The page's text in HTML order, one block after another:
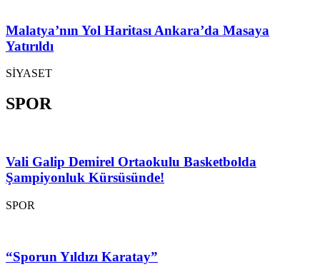
Malatya’nın Yol Haritası Ankara’da Masaya
Yatırıldı
SİYASET
SPOR
Vali Galip Demirel Ortaokulu Basketbolda
Şampiyonluk Kürsüsünde!
SPOR
“Sporun Yıldızı Karatay”